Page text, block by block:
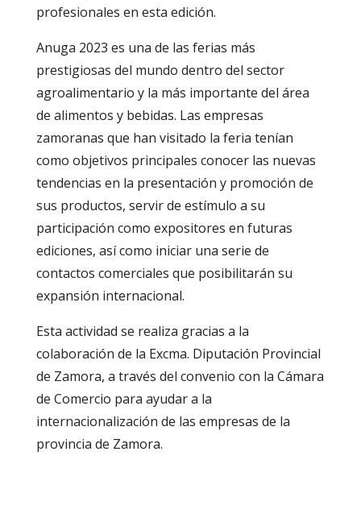
profesionales en esta edición.
Anuga 2023 es una de las ferias más
prestigiosas del mundo dentro del sector
agroalimentario y la más importante del área
de alimentos y bebidas. Las empresas
zamoranas que han visitado la feria tenían
como objetivos principales conocer las nuevas
tendencias en la presentación y promoción de
sus productos, servir de estímulo a su
participación como expositores en futuras
ediciones, así como iniciar una serie de
contactos comerciales que posibilitarán su
expansión internacional.
Esta actividad se realiza gracias a la
colaboración de la Excma. Diputación Provincial
de Zamora, a través del convenio con la Cámara
de Comercio para ayudar a la
internacionalización de las empresas de la
provincia de Zamora.